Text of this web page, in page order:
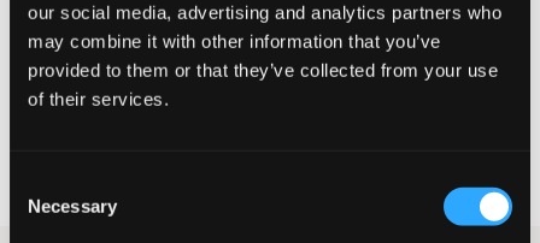
our social media, advertising and analytics partners who
may combine it with other information that you’ve
provided to them or that they’ve collected from your use
of their services.
Selection
Necessary
STORLEKSGUIDE
VÄLJ STORLEK
Leverans